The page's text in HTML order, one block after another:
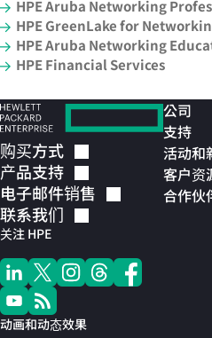
HPE Aruba Networking
HPE GreenLake for
HPE Aruba Networking
HPE Financial Services
购买方式
产品支持
电子邮件销售
联系我们
关注 HPE
动画和动态效果
公司
支持
活动和
客户资
合作伙